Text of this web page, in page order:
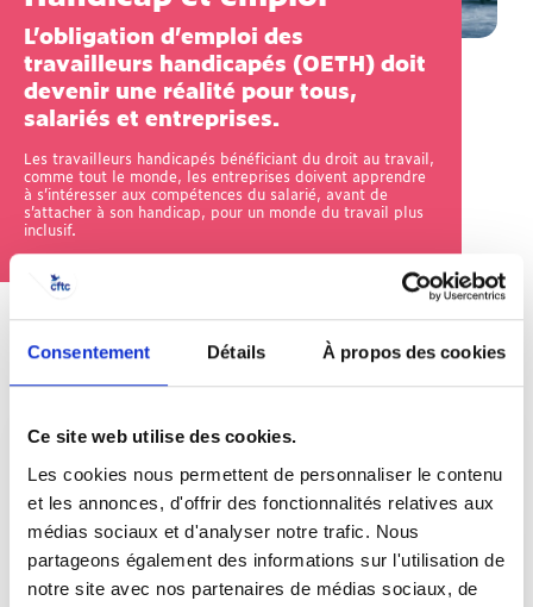
Consentement Détails À propos des cookies
Ce site web utilise des cookies.
Les cookies nous permettent de personnaliser le contenu
et les annonces, d'offrir des fonctionnalités relatives aux
médias sociaux et d'analyser notre trafic. Nous
partageons également des informations sur l'utilisation de
notre site avec nos partenaires de médias sociaux, de
L’obligation d’emploi des
travailleurs handicapés (OETH) doit
devenir une réalité pour tous,
salariés et entreprises.
Les travailleurs handicapés bénéficiant du droit au travail,
comme tout le monde, les entreprises doivent apprendre
à s’intéresser aux compétences du salarié, avant de
s’attacher à son handicap, pour un monde du travail plus
inclusif.
2contenus
Nos réponses à vos questions
Emploi des travailleurs